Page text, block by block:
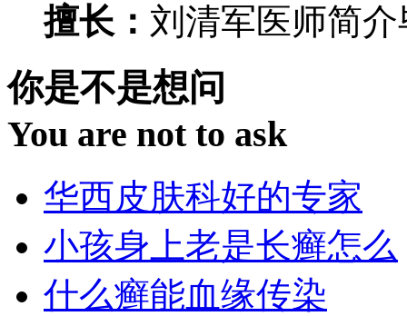
擅长： 刘清军医师简
你是不是想问
You are not to ask
华西皮肤科好的专家
小孩身上老是长癣怎么
什么癣能血缘传染